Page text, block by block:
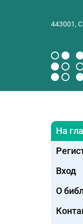
443001,
На
Вход
О